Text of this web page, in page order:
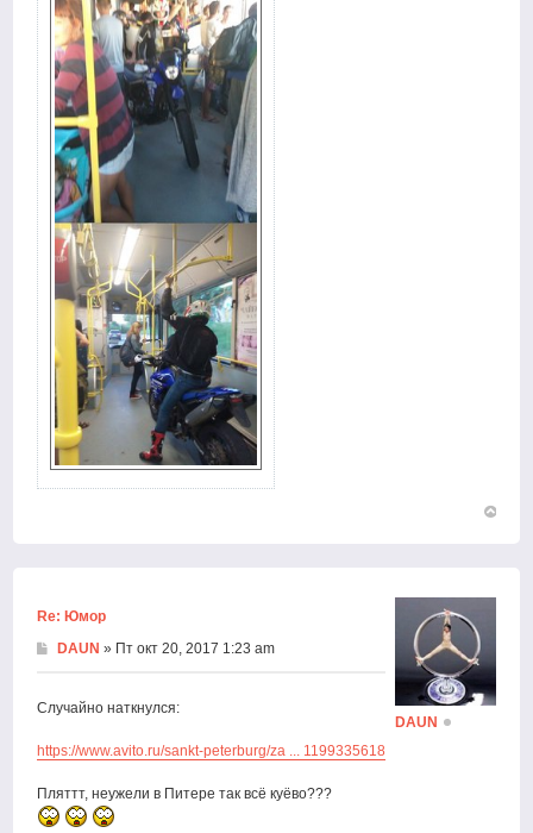
Re: Юмор
DAUN » Пт окт 20, 2017 1:23 am
Случайно наткнулся:
https://www.avito.ru/sankt-peterburg/za ... 1199335618
Пляттт, неужели в Питере так всё куёво???
DAUN